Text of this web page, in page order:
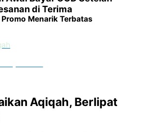
di Terima
Promo Menarik Terbatas
Aqiqah, Berlipat